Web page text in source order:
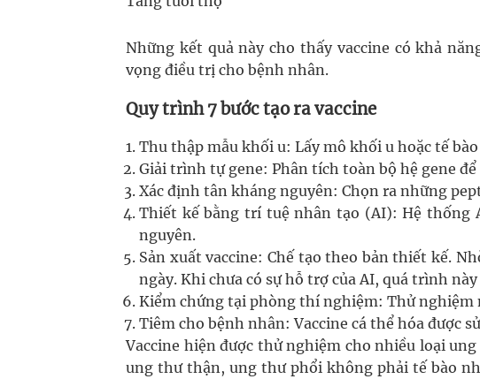
Những kết quả này cho thấy vaccine có khả
vọng điều trị cho bệnh nhân.
Quy trình 7 bước tạo ra vaccine
Thu thập mẫu khối u: Lấy mô khối u hoặc tế
Giải trình tự gene: Phân tích toàn bộ hệ gene
Xác định tân kháng nguyên: Chọn ra những
Thiết kế bằng trí tuệ nhân tạo (AI): Hệ
nguyên.
Sản xuất vaccine: Chế tạo theo bản thiết kế.
ngày. Khi chưa có sự hỗ trợ của AI, quá trình
Kiểm chứng tại phòng thí nghiệm: Thử nghiệm
Tiêm cho bệnh nhân: Vaccine cá thể hóa được
Vaccine hiện được thử nghiệm cho nhiều loại
ung thư thận, ung thư phổi không phải tế bào